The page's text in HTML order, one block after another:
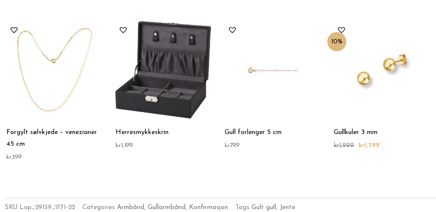
Forgylt sølvkjede – venezianer
45 cm
kr399
Herresmykkeskrin
kr1,199
Gull forlenger 5 cm
kr799
10%
Gullkuler 3 mm
kr1,999 kr1,799
SKU Lop_29139_1771-22 Categories Armbånd , Gullarmbånd , Konfirmasjon Tags Gult gull , Jente